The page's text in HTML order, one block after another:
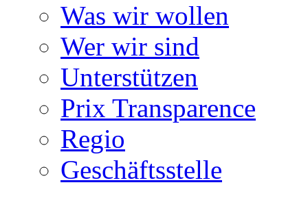
Was wir wollen
Wer wir sind
Unterstützen
Prix Transparence
Regio
Geschäftsstelle